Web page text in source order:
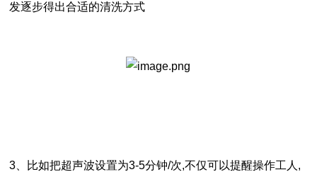
发逐步得出合适的清洗方式
3、比如把超声波设置为3-5分钟/次,不仅可以提醒操作工人,